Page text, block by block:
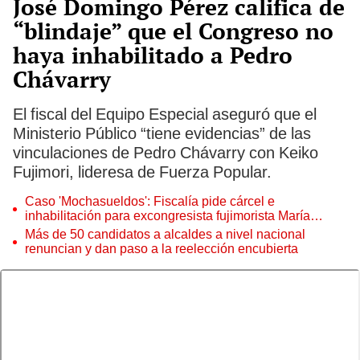
José Domingo Pérez califica de
“blindaje” que el Congreso no
haya inhabilitado a Pedro
Chávarry
El fiscal del Equipo Especial aseguró que el
Ministerio Público “tiene evidencias” de las
vinculaciones de Pedro Chávarry con Keiko
Fujimori, lideresa de Fuerza Popular.
Caso 'Mochasueldos': Fiscalía pide cárcel e
inhabilitación para excongresista fujimorista María
Cordero Jon Tay
Más de 50 candidatos a alcaldes a nivel nacional
renuncian y dan paso a la reelección encubierta